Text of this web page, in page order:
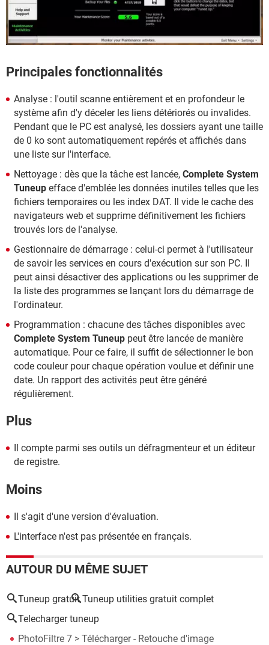
Principales fonctionnalités
Analyse : l'outil scanne entièrement et en profondeur le
système afin d'y déceler les liens détériorés ou invalides.
Pendant que le PC est analysé, les dossiers ayant une taille
de 0 ko sont automatiquement repérés et affichés dans
une liste sur l'interface.
Nettoyage : dès que la tâche est lancée, Complete System
Tuneup efface d'emblée les données inutiles telles que les
fichiers temporaires ou les index DAT. Il vide le cache des
navigateurs web et supprime définitivement les fichiers
trouvés lors de l'analyse.
Gestionnaire de démarrage : celui-ci permet à l'utilisateur
de savoir les services en cours d'exécution sur son PC. Il
peut ainsi désactiver des applications ou les supprimer de
la liste des programmes se lançant lors du démarrage de
l'ordinateur.
Programmation : chacune des tâches disponibles avec
Complete System Tuneup peut être lancée de manière
automatique. Pour ce faire, il suffit de sélectionner le bon
code couleur pour chaque opération voulue et définir une
date. Un rapport des activités peut être généré
régulièrement.
Plus
Il compte parmi ses outils un défragmenteur et un éditeur
de registre.
Moins
Il s'agit d'une version d'évaluation.
L'interface n'est pas présentée en français.
AUTOUR DU MÊME SUJET
Tuneup gratuit Tuneup utilities gratuit complet
Telecharger tuneup
PhotoFiltre 7 > Télécharger - Retouche d'image